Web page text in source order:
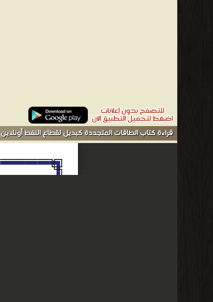
قراءة كتاب الطاقات المتجددة كبديل لقطاع النفط أونلاين